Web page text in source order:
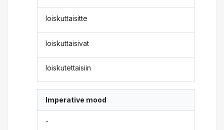
loiskuttaisitte
loiskuttaisivat
loiskutettaisiin
Imperative mood
-